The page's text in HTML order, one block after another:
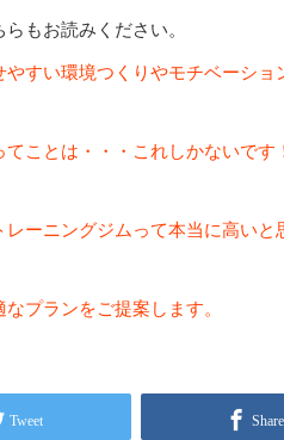
もお読みください。
やすい環境つくりやモチベーショ
ことは・・・これしかないです
レーニングジムって本当に高いと
プランをご提案します。
Tweet Share